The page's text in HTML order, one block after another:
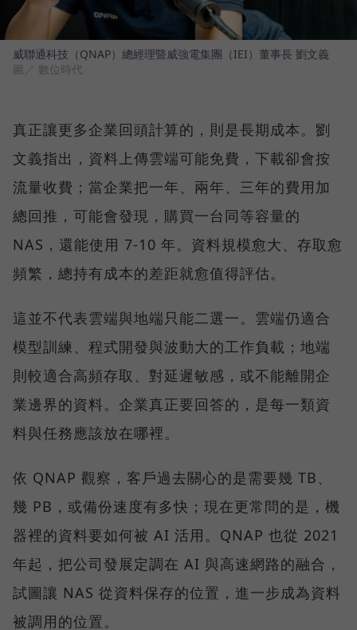
威聯通科技（QNAP）總經理暨威強電集團（IEI）董事長 劉文義
圖／ 數位時代
真正讓更多企業回頭計算的，則是長期成本。劉
文義指出，資料上傳雲端可能免費，下載卻會按
流量收費；當企業把一年、兩年、三年的費用加
總回推，可能會發現，購買一台同等容量的
NAS，還能使用 7-10 年。資料規模愈大、存取愈
頻繁，總持有成本的差距就愈值得評估。
這並不代表雲端與地端只能二選一。雲端仍適合
模型訓練、程式開發與波動大的工作負載；地端
則較適合高頻存取、對延遲敏感，或不能離開企
業邊界的資料。企業真正要回答的，是每一類資
料與任務應該放在哪裡。
依 QNAP 觀察，客戶過去關心的是需要幾 TB、
幾 PB，或備份速度有多快；現在更常問的是，機
器裡的資料要如何被 AI 活用。QNAP 也從 2021
年起，把公司發展定調在 AI 與高速網路的融合，
試圖讓 NAS 從資料保存的位置，進一步成為資料
被調用的位置。